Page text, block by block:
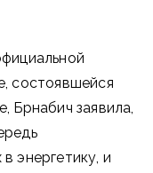
состоявшейся
Брнабич заявила,
энергетику, и